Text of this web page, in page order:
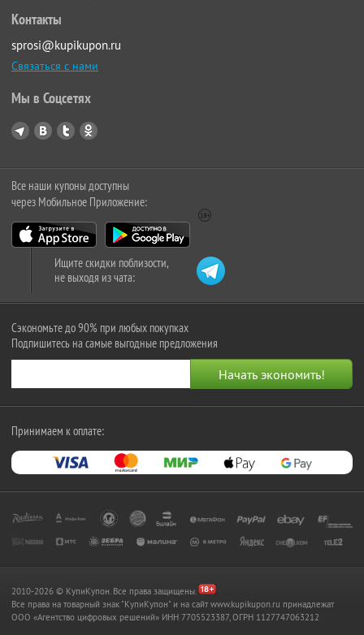
Контакты
sprosi@kupikupon.ru
Связаться с нами
Мы в Соцсетях
Все наши купоны доступны
через Мобильное Приложение:
Ищите скидки поблизости,
не выходя из чата:
Сэкономьте до 90% при любых покупках
Подпишитесь на самые выгодные предложения
Принимаем к оплате:
2010-2026 © КупиКупон. Все права защищены.
Все права на товарный знак "КупиКупон" и на сайт www.kupikupon.ru принадлежат
OOO «Агентство цифровых решений» ИНН 7705523387, ОГРН 1127747063212